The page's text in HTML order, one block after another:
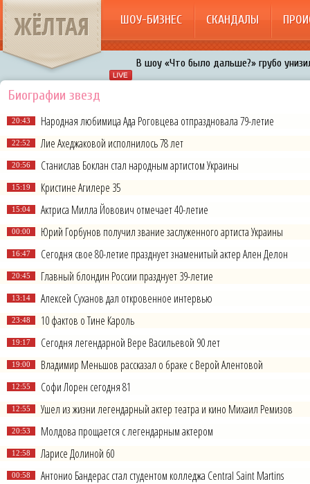
ЖЁЛТАЯ ШОУ-БИЗНЕС СКАНДАЛЫ
В шоу «Что было дальше?» грубо
«Мужик на 200%»: Тарзан признался,
воровками
Галкин променял Дроботенко на
Расстались Энрике Иглесиас и Анна
Биографии звезд
20:43 Народная любимица Ада Роговцева отпраздновала 79-летие
22:52 Лие Ахеджаковой исполнилось 78 лет
20:56 Станислав Боклан стал народным артистом Украины
15:19 Кристине Агилере 35
15:04 Актриса Милла Йовович отмечает 40-летие
00:00 Юрий Горбунов получил звание заслуженного артиста Украины
16:47 Сегодня свое 80-летие празднует знаменитый актер Ален Делон
20:45 Главный блондин России празднует 39-летие
13:14 Алексей Суханов дал откровенное интервью
23:48 10 фактов о Тине Кароль
19:17 Сегодня легендарной Вере Васильевой 90 лет
19:00 Владимир Меньшов рассказал о браке с Верой Алентовой
12:55 Софи Лорен сегодня 81
12:55 Ушел из жизни легендарный актер театра и кино Михаил Ремизов
20:53 Молдова прощается с легендарным актером
12:58 Ларисе Долиной 60
00:58 Антонио Бандерас стал студентом колледжа Сentral Saint Martins